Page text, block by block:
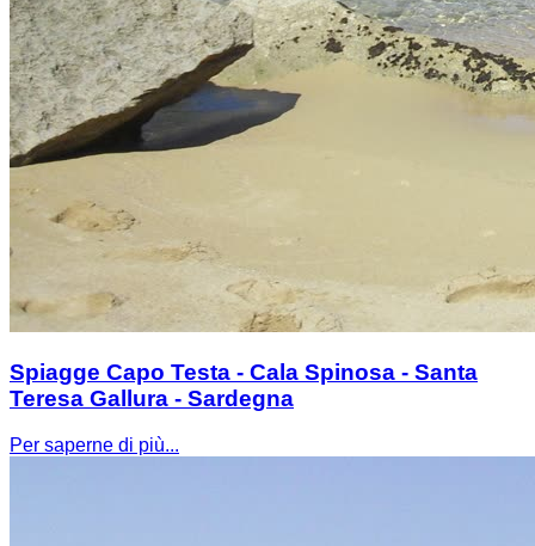
Spiagge Capo Testa - Cala Spinosa - Santa
Teresa Gallura - Sardegna
Per saperne di più...